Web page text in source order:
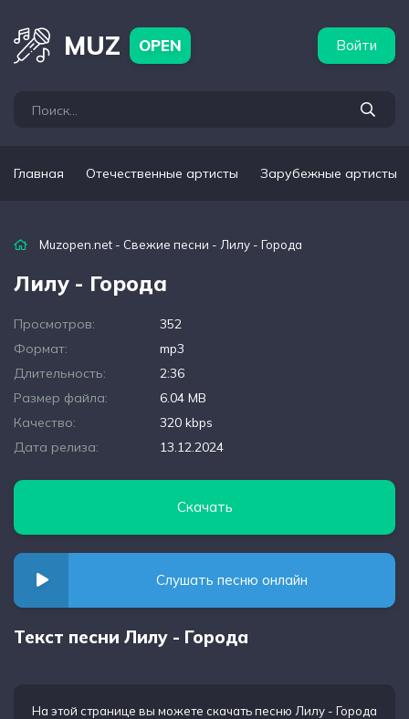
MUZ OPEN Войти
Главная Отечественные артисты Зарубежные артисты
Muzopen.net - Свежие песни - Лилу - Города
Лилу - Города
Просмотров:
352
Формат:
mp3
Длительность:
2:36
Размер файла:
6.04 MB
Качество:
320 kbps
Дата релиза:
13.12.2024
Скачать
Слушать песню онлайн
Текст песни Лилу - Города
На этой странице вы можете скачать песню Лилу - Города
артисты Популярные подборки